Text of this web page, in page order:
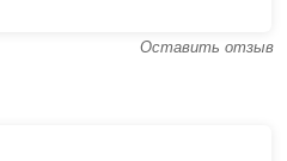
Оставить отзыв